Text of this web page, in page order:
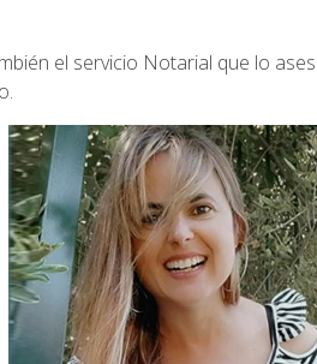
el servicio Notarial que lo